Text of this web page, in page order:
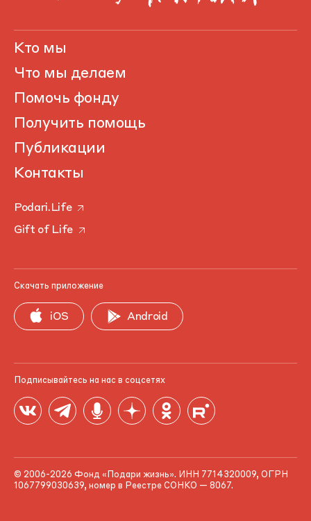
Кто мы
Что мы делаем
Помочь фонду
Получить помощь
Публикации
Контакты
Podari.Life
Gift of Life
Скачать приложение
iOS Android
Подписывайтесь на нас в соцсетях
© 2006-2026 Фонд «Подари жизнь». ИНН 7714320009, ОГРН
1067799030639, номер в Реестре СОНКО — 8067.